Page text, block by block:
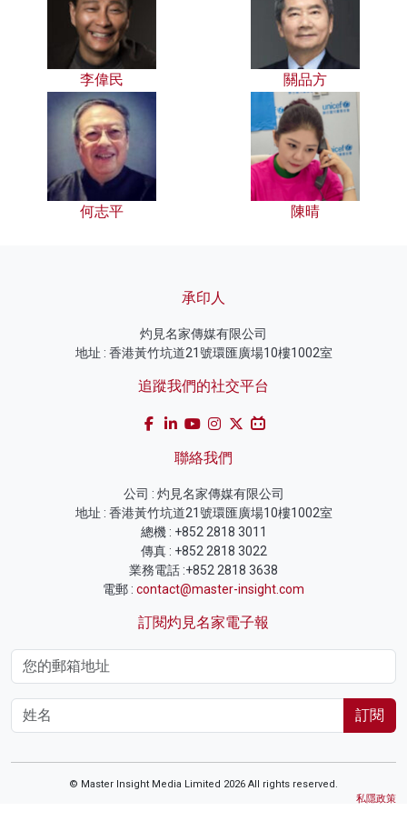
李偉民 關品方
何志平 陳晴
承印人
灼見名家傳媒有限公司
地址 : 香港黃竹坑道21號環匯廣場10樓1002室
追蹤我們的社交平台
聯絡我們
公司 : 灼見名家傳媒有限公司
地址 : 香港黃竹坑道21號環匯廣場10樓1002室
總機 : +852 2818 3011
傳真 : +852 2818 3022
業務電話 :+852 2818 3638
電郵 : contact@master-insight.com
訂閱灼見名家電子報
訂閱
© Master Insight Media Limited 2026 All rights reserved.
私隱政策